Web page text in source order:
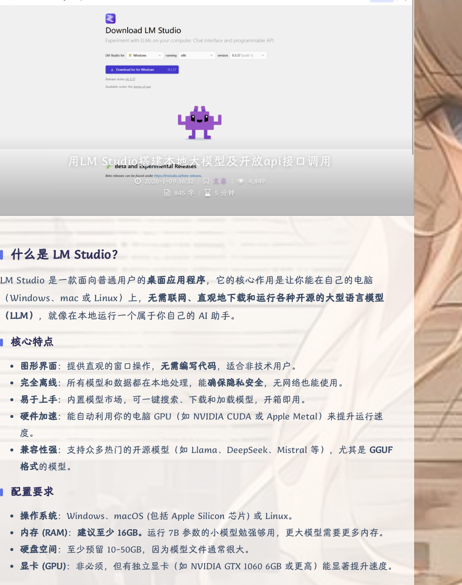
用LM Studio搭建本地大模型及开放api接口调用
2026-1-09 16:32 文章
4,849
845 字
5 分钟
什么是 LM Studio？
LM Studio 是一款面向普通用户的桌面应用程序，它的核心作用是让你能在自己的电脑
（Windows、mac 或 Linux）上， 无需联网、直观地下载和运行各种开源的大型语言模型
（LLM） ，就像在本地运行一个属于你自己的 AI 助手。
核心特点
图形界面：提供直观的窗口操作， 无需编写代码，适合非技术用户。
完全离线：所有模型和数据都在本地处理，能确保隐私安全，无网络也能使用。
易于上手：内置模型市场，可一键搜索、下载和加载模型，开箱即用。
硬件加速：能自动利用你的电脑 GPU（如 NVIDIA CUDA 或 Apple Metal）来提升运行速
度。
兼容性强：支持众多热门的开源模型（如 Llama、DeepSeek、Mistral 等），尤其是 GGUF
格式的模型。
配置要求
操作系统：Windows、macOS (包括 Apple Silicon 芯片) 或 Linux。
内存 (RAM)： 建议至少 16GB。 运行 7B 参数的小模型勉强够用，更大模型需要更多内存。
硬盘空间 ：至少预留 10-50GB，因为模型文件通常很大。
显卡 (GPU)：非必须，但有独立显卡（如 NVIDIA GTX 1060 6GB 或更高）能显著提升速度。